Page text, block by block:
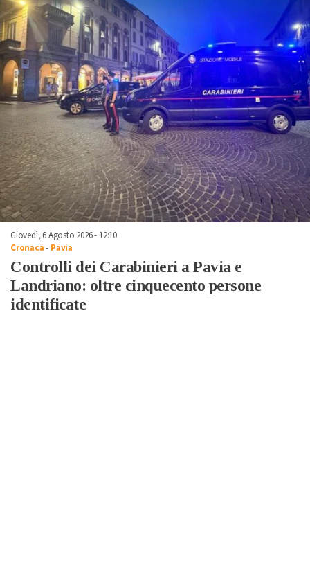
Giovedì, 6 Agosto 2026 - 12:10
Cronaca- Pavia
Controlli dei Carabinieri a Pavia e
Landriano: oltre cinquecento persone
identificate